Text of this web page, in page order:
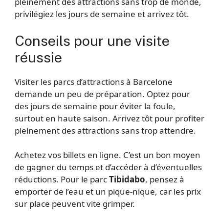
privilégiez les jours de semaine et arrivez tôt.
Conseils pour une visite
réussie
Visiter les parcs d’attractions à Barcelone
demande un peu de préparation. Optez pour
des jours de semaine pour éviter la foule,
surtout en haute saison. Arrivez tôt pour profiter
pleinement des attractions sans trop attendre.
Achetez vos billets en ligne. C’est un bon moyen
de gagner du temps et d’accéder à d’éventuelles
réductions. Pour le parcTibidabo, pensez à
emporter de l’eau et un pique-nique, car les prix
sur place peuvent vite grimper.